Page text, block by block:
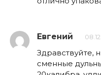
Евгений
Здравствуйте,
сменные